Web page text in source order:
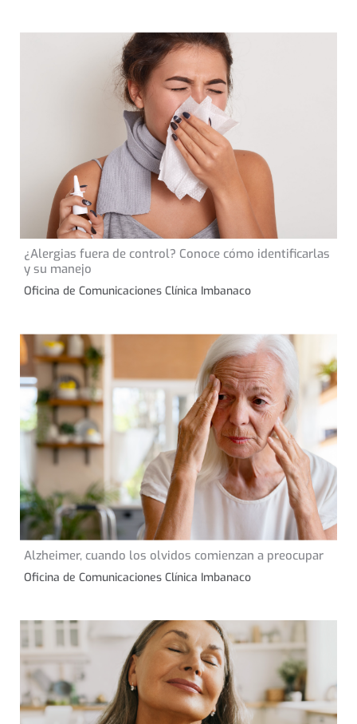
13 de noviembre de 2024
CONSEJOS DE SALUD
¿Alergias fuera de control? Conoce cómo identificarlas
y su manejo
Oficina de Comunicaciones Clínica Imbanaco
20 de septiembre de
CONSEJOS DE SALUD
Alzheimer, cuando los olvidos comienzan a preocupar
Oficina de Comunicaciones Clínica Imbanaco